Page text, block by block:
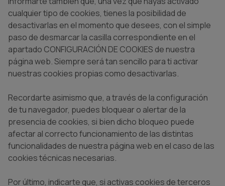
cualquier tipo de cookies, tienes la posibilidad de
desactivarlas en el momento que desees, con el simple
paso de desmarcar la casilla correspondiente en el
apartado CONFIGURACIÓN DE COOKIES de nuestra
página web. Siempre será tan sencillo para ti activar
nuestras cookies propias como desactivarlas.
Recordarte asimismo que, a través de la configuración
de tu navegador, puedes bloquear o alertar de la
presencia de cookies, si bien dicho bloqueo puede
afectar al correcto funcionamiento de las distintas
funcionalidades de nuestra página web en el caso de las
cookies técnicas necesarias.
Por último, indicarte que, si activas cookies de terceros